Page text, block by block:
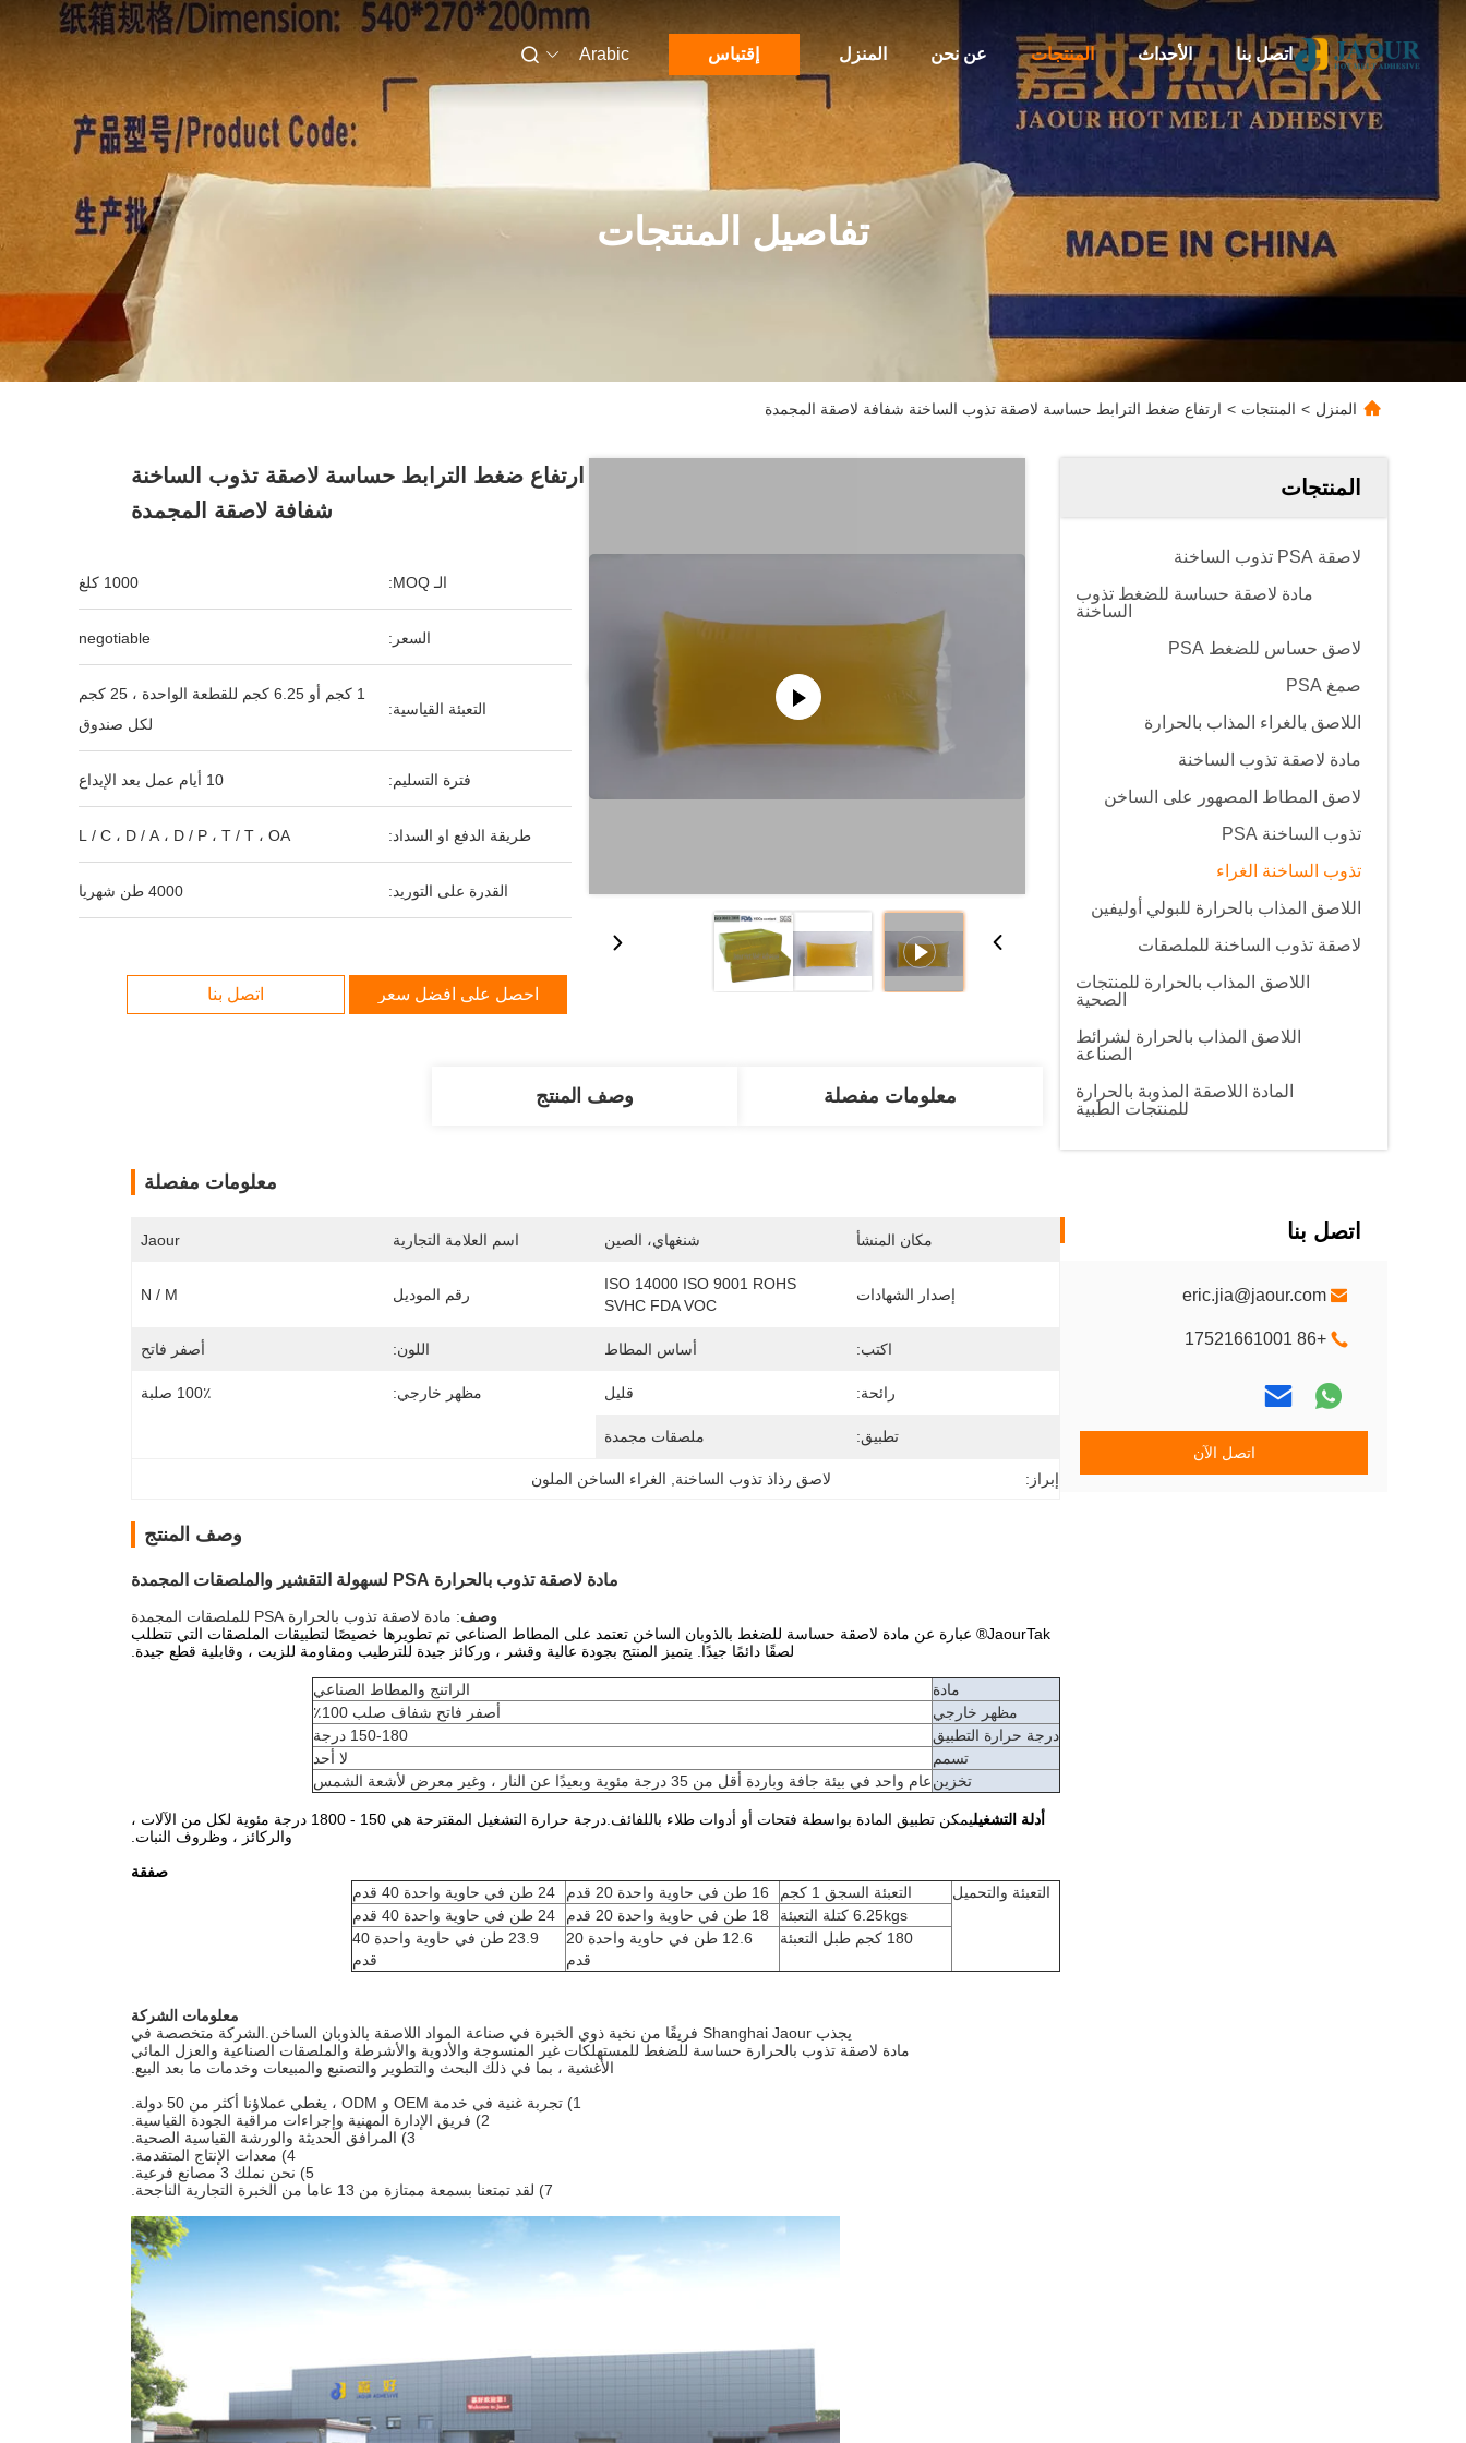
المنزل عن نحن المنتجات الأحداث اتصل بنا إقتباس Arabic
تفاصيل المنتجات
المنزل > المنتجات > ارتفاع ضغط الترابط حساسة لاصقة تذوب الساخنة شفافة لاصقة المجمدة
المنتجات
لاصقة PSA تذوب الساخنة
مادة لاصقة حساسة للضغط تذوب
الساخنة
لاصق حساس للضغط PSA
صمغ PSA
اللاصق بالغراء المذاب بالحرارة
مادة لاصقة تذوب الساخنة
لاصق المطاط المصهور على الساخن
تذوب الساخنة PSA
تذوب الساخنة الغراء
اللاصق المذاب بالحرارة للبولي أوليفين
لاصقة تذوب الساخنة للملصقات
اللاصق المذاب بالحرارة للمنتجات
الصحية
اللاصق المذاب بالحرارة لشرائط
الصناعة
المادة اللاصقة المذوبة بالحرارة
للمنتجات الطبية
اتصل بنا
eric.jia@jaour.com
+86 17521661001
اتصل الآن
ارتفاع ضغط الترابط حساسة لاصقة تذوب الساخنة
شفافة لاصقة المجمدة
الـ MOQ: 1000 كلغ
السعر: negotiable
التعبئة القياسية:
1 كجم أو 6.25 كجم للقطعة الواحدة ، 25 كجم
لكل صندوق
فترة التسليم: 10 أيام عمل بعد الإيداع
طريقة الدفع او السداد: L / C ، D / A ، D / P ، T / T ، OA
القدرة على التوريد: 4000 طن شهريا
احصل على افضل سعر اتصل بنا
معلومات مفصلة وصف المنتج
معلومات مفصلة
مكان المنشأ شنغهاي، الصين اسم العلامة التجارية Jaour
إصدار الشهادات
ISO 14000 ISO 9001 ROHS
SVHC FDA VOC
رقم الموديل N / M
اكتب: أساس المطاط اللون: أصفر فاتح
رائحة: قليل مظهر خارجي: 100٪ صلبة
تطبيق: ملصقات مجمدة
إبراز: لاصق رذاذ تذوب الساخنة الغراء الساخن الملون
وصف المنتج
مادة لاصقة تذوب بالحرارة PSA لسهولة التقشير والملصقات المجمدة
وصف: مادة لاصقة تذوب بالحرارة PSA للملصقات المجمدة
JaourTak® عبارة عن مادة لاصقة حساسة للضغط بالذوبان الساخن تعتمد على المطاط الصناعي تم تطويرها خصيصًا لتطبيقات الملصقات التي تتطلب
لصقًا دائمًا جيدًا. يتميز المنتج بجودة عالية وقشر ، وركائز جيدة للترطيب ومقاومة للزيت ، وقابلية قطع جيدة.
مادة
الراتنج والمطاط الصناعي
مظهر خارجي
أصفر فاتح شفاف صلب 100٪
درجة حرارة التطبيق
150-180 درجة
تسمم
لا أحد
تخزينعام واحد في بيئة جافة وباردة أقل من 35 درجة مئوية وبعيدًا عن النار ، وغير معرض لأشعة الشمس
أدلة التشغيل
يمكن تطبيق المادة بواسطة فتحات أو أدوات طلاء باللفائف.درجة حرارة التشغيل المقترحة هي 150 - 1800 درجة مئوية لكل من الآلات ،
والركائز ، وظروف النبات.
صفقة
التعبئة والتحميل
التعبئة السجق 1 كجم 16 طن في حاوية واحدة 20 قدم
24 طن في حاوية واحدة 40 قدم
6.25kgs كتلة التعبئة
18 طن في حاوية واحدة 20 قدم
24 طن في حاوية واحدة 40 قدم
180 كجم طبل التعبئة
12.6 طن في حاوية واحدة 20
قدم
23.9 طن في حاوية واحدة 40
قدم
معلومات الشركة
يجذب Shanghai Jaour فريقًا من نخبة ذوي الخبرة في صناعة المواد اللاصقة بالذوبان الساخن.الشركة متخصصة في
مادة لاصقة تذوب بالحرارة حساسة للضغط للمستهلكات غير المنسوجة والأدوية والأشرطة والملصقات الصناعية والعزل المائي
الأغشية ، بما في ذلك البحث والتطوير والتصنيع والمبيعات وخدمات ما بعد البيع.
1) تجربة غنية في خدمة OEM و ODM ، يغطي عملاؤنا أكثر من 50 دولة.
2) فريق الإدارة المهنية وإجراءات مراقبة الجودة القياسية.
3) المرافق الحديثة والورشة القياسية الصحية.
4) معدات الإنتاج المتقدمة.
5) نحن نملك 3 مصانع فرعية.
7) لقد تمتعنا بسمعة ممتازة من 13 عاما من الخبرة التجارية الناجحة.